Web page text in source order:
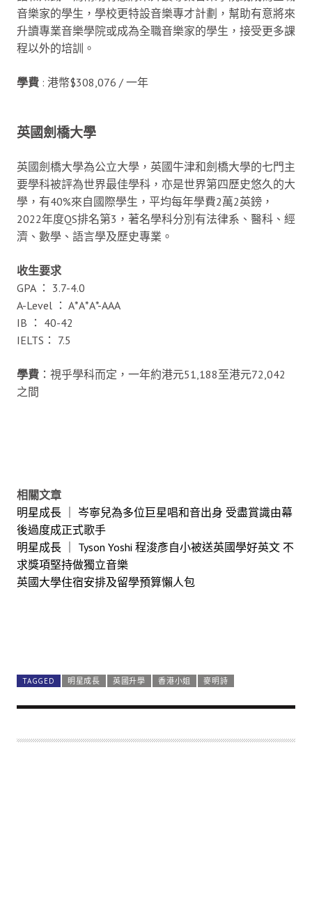
音樂家的學生，學校更特設音樂專才計劃，幫助有意將來
升讀專業音樂學院或成為全職音樂家的學生，接受更多課
程以外的培訓。
學費 : 港幣$308,076 / 一年
英國劍橋大學
英國劍橋大學為公立大學，英國牛津和劍橋大學的七門主
要學科被評為世界最佳學科，亦是世界第四歷史悠久的大
學，有40%來自國際學生，平均每年學費2萬2英鎊，
2022年度QS排名第3，著名學科分別有法律系、醫科、經
濟、數學、語言學及歷史專業。
收生要求
GPA ： 3.7-4.0
A-Level ： A*A*A*-AAA
IB ： 40-42
IELTS： 7.5
學費 ：視乎學科而定，一年約港元51,188至港元72,042
之間
相關文章
明星成長 ｜ 岑寧兒為多位巨星唱和音出身 受盡賞識由幕
後過度成正式歌手
明星成長 ｜ Tyson Yoshi 程浚彥自小被送英國學好英文 不
求獎項堅持做獨立音樂
英國大學住宿安排及留學預算懶人包
TAGGED 明星成長 英國升學 香港小姐 麥明詩